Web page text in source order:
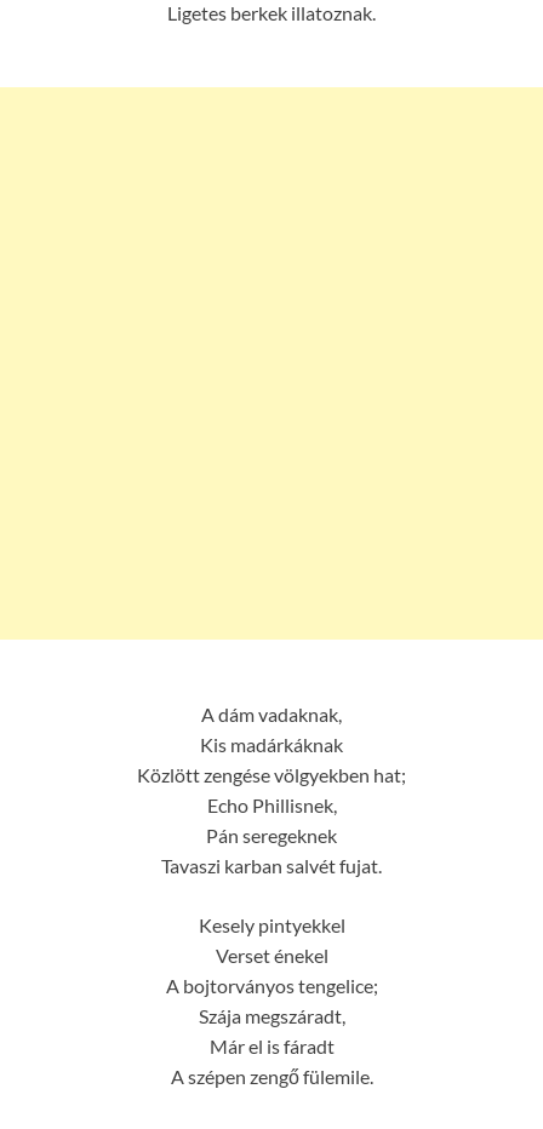
Ligetes berkek illatoznak.
A dám vadaknak,
Kis madárkáknak
Közlött zengése völgyekben hat;
Echo Phillisnek,
Pán seregeknek
Tavaszi karban salvét fujat.
Kesely pintyekkel
Verset énekel
A bojtorványos tengelice;
Szája megszáradt,
Már el is fáradt
A szépen zengő fülemile.